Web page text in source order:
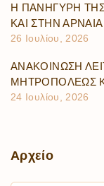
Η ΠΑΝΗΓΥΡΗ
ΚΑΙ ΣΤΗΝ ΑΡΝΑΙΑ
26 Ιουλίου, 2026
ΑΝΑΚΟΙΝΩΣΗ
ΜΗΤΡΟΠΟΛΕΩΣ
24 Ιουλίου, 2026
Αρχείο